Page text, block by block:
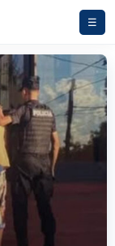
☰